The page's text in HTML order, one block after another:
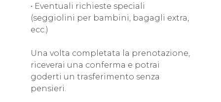
• Eventuali richieste speciali
(seggiolini per bambini, bagagli extra,
ecc.)
Una volta completata la prenotazione,
riceverai una conferma e potrai
goderti un trasferimento senza
pensieri.